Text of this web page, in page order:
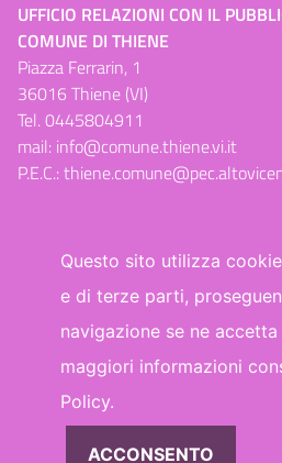
UFFICIO RELAZIONI CON IL
COMUNE DI THIENE
Piazza Ferrarin, 1
36016 Thiene (VI)
Tel.0445804911
mail: info@comune.thiene.vi.it
P.E.C.:
Dichiarazione di accessibilità
WhatsApp Facebook
Questo sito utilizza
e di terze parti,
navigazione se ne
maggiori informazioni
Policy.
ACCONSENTO